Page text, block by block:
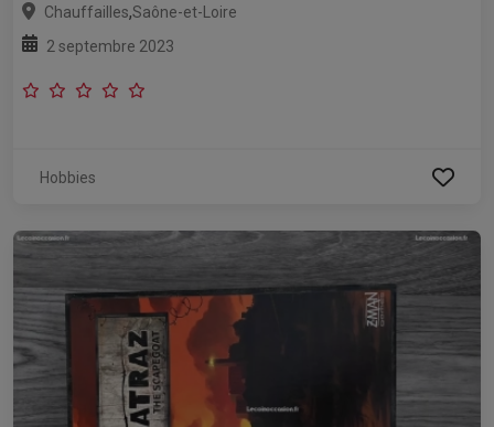
Chauffailles,Saône-et-Loire
2 septembre 2023
Hobbies